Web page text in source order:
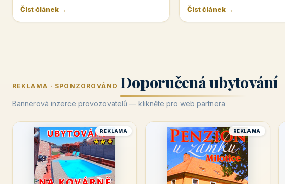
Číst článek → Číst článek →
REKLAMA · SPONZOROVÁNO Doporučená ubytování
Bannerová inzerce provozovatelů — klikněte pro web partnera
REKLAMA REKLAMA